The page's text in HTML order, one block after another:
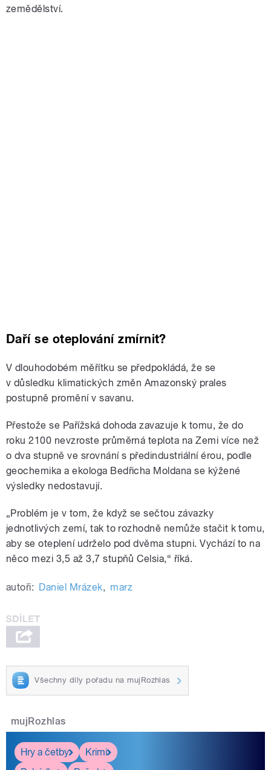
zemědělství.
Daří se oteplování zmírnit?
V dlouhodobém měřítku se předpokládá, že se
v důsledku klimatických změn Amazonský prales
postupně promění v savanu.
Přestože se Pařížská dohoda zavazuje k tomu, že do
roku 2100 nevzroste průměrná teplota na Zemi více než
o dva stupně ve srovnání s předindustriální érou, podle
geochemika a ekologa Bedřicha Moldana se kýžené
výsledky nedostavují.
„Problém je v tom, že když se sečtou závazky
jednotlivých zemí, tak to rozhodně nemůže stačit k tomu,
aby se oteplení udrželo pod dvěma stupni. Vychází to na
něco mezi 3,5 až 3,7 stupňů Celsia,“ říká.
autoři: Daniel Mrázek, marz
Všechny díly pořadu na mujRozhlas
mujRozhlas
Hry a četby
Krimi